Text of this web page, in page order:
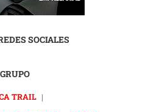
SOCIALES
TRAIL |